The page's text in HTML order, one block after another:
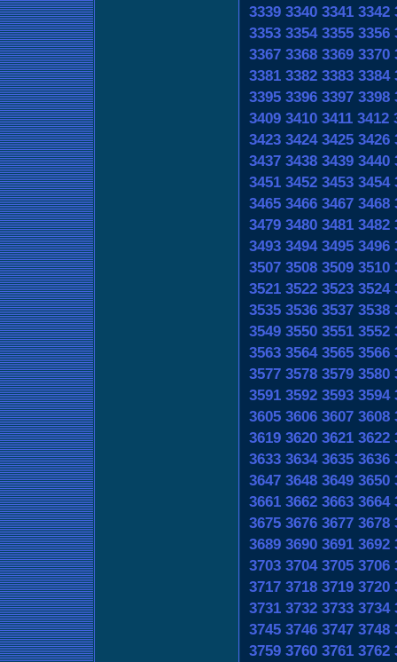
3339 3340 3341 3342
3353 3354 3355 3356
3367 3368 3369 3370
3381 3382 3383 3384
3395 3396 3397 3398
3409 3410 3411 3412
3423 3424 3425 3426
3437 3438 3439 3440
3451 3452 3453 3454
3465 3466 3467 3468
3479 3480 3481 3482
3493 3494 3495 3496
3507 3508 3509 3510
3521 3522 3523 3524
3535 3536 3537 3538
3549 3550 3551 3552
3563 3564 3565 3566
3577 3578 3579 3580
3591 3592 3593 3594
3605 3606 3607 3608
3619 3620 3621 3622
3633 3634 3635 3636
3647 3648 3649 3650
3661 3662 3663 3664
3675 3676 3677 3678
3689 3690 3691 3692
3703 3704 3705 3706
3717 3718 3719 3720
3731 3732 3733 3734
3745 3746 3747 3748
3759 3760 3761 3762